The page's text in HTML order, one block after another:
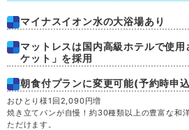
マイナスイオン水の大浴場あり
マットレスは国内高級ホテルで使
ケット」を採用
朝食付プランに変更可能(予約時申
おひとり様1回2,090円増
焼き立てパンが自慢！約30種類以上の豊富な和
ただけます。